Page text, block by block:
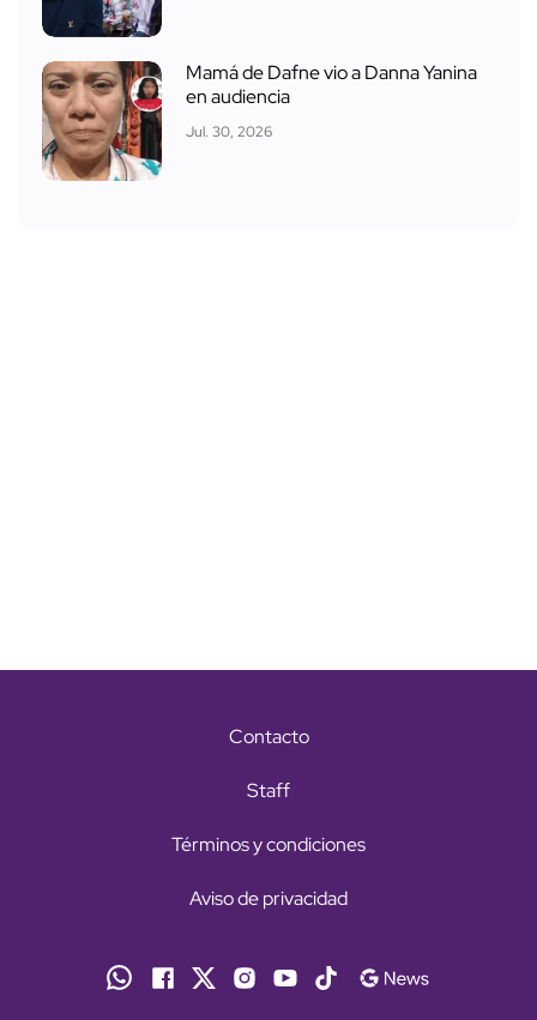
Mamá de Dafne vio a Danna Yanina
en audiencia
Jul. 30, 2026
Contacto
Staff
Términos y condiciones
Aviso de privacidad